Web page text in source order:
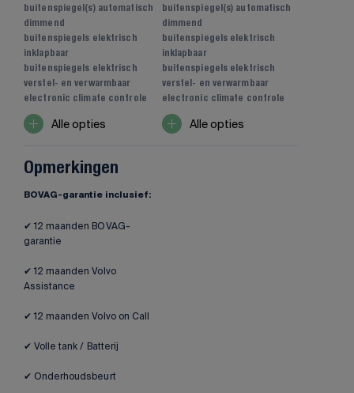
buitenspiegel(s) automatisch
dimmend
buitenspiegels elektrisch
inklapbaar
buitenspiegels elektrisch
verstel- en verwarmbaar
electronic climate controle
Alle opties
buitenspiegel(s) automatisch
dimmend
buitenspiegels elektrisch
inklapbaar
buitenspiegels elektrisch
verstel- en verwarmbaar
electronic climate controle
Alle opties
Opmerkingen
BOVAG-garantie inclusief:
✔ 12 maanden BOVAG-
garantie
✔ 12 maanden Volvo
Assistance
✔ 12 maanden Volvo on Call
✔ Volle tank / Batterij
✔ Onderhoudsbeurt